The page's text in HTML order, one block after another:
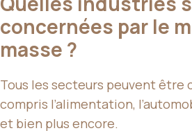
concernées par le
masse ?
Tous les secteurs peuvent être
compris l’alimentation,
et bien plus encore.